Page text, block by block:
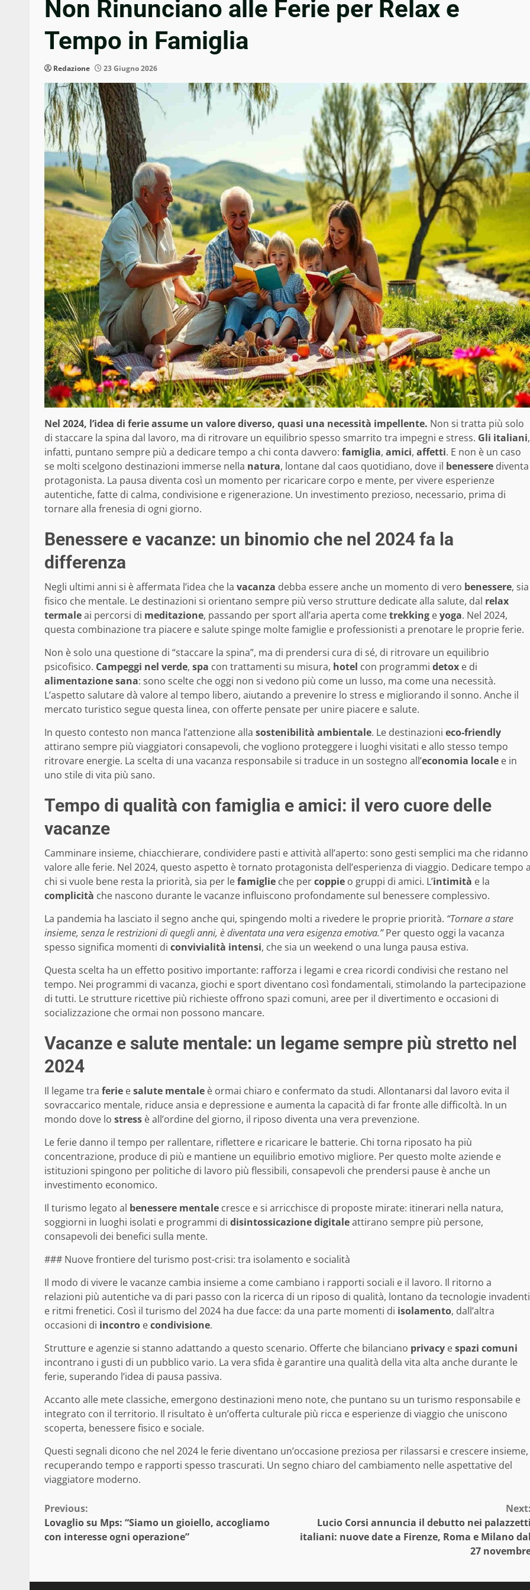
Non Rinunciano alle Ferie per Relax e
Tempo in Famiglia
Redazione 23 Giugno 2026
Nel 2024, l’idea di ferie assume un valore diverso, quasi una necessità impellente. Non si tratta più solo
di staccare la spina dal lavoro, ma di ritrovare un equilibrio spesso smarrito tra impegni e stress. Gli italiani,
infatti, puntano sempre più a dedicare tempo a chi conta davvero: famiglia, amici, affetti. E non è un caso
se molti scelgono destinazioni immerse nella natura, lontane dal caos quotidiano, dove il benessere diventa
protagonista. La pausa diventa così un momento per ricaricare corpo e mente, per vivere esperienze
autentiche, fatte di calma, condivisione e rigenerazione. Un investimento prezioso, necessario, prima di
tornare alla frenesia di ogni giorno.
Benessere e vacanze: un binomio che nel 2024 fa la
differenza
Negli ultimi anni si è affermata l’idea che la vacanza debba essere anche un momento di vero benessere, sia
fisico che mentale. Le destinazioni si orientano sempre più verso strutture dedicate alla salute, dal relax
termaleai percorsi di meditazione, passando per sport all’aria aperta cometrekking eyoga. Nel 2024,
questa combinazione tra piacere e salute spinge molte famiglie e professionisti a prenotare le proprie ferie.
Non è solo una questione di “staccare la spina”, ma di prendersi cura di sé, di ritrovare un equilibrio
psicofisico. Campeggi nel verde, spa con trattamenti su misura, hotel con programmi detox e di
alimentazione sana: sono scelte che oggi non si vedono più come un lusso, ma come una necessità.
L’aspetto salutare dà valore al tempo libero, aiutando a prevenire lo stress e migliorando il sonno. Anche il
mercato turistico segue questa linea, con offerte pensate per unire piacere e salute.
In questo contesto non manca l’attenzione alla sostenibilità ambientale. Le destinazioni eco-friendly
attirano sempre più viaggiatori consapevoli, che vogliono proteggere i luoghi visitati e allo stesso tempo
ritrovare energie. La scelta di una vacanza responsabile si traduce in un sostegno all’economia locale e in
uno stile di vita più sano.
Tempo di qualità con famiglia e amici: il vero cuore delle
vacanze
Camminare insieme, chiacchierare, condividere pasti e attività all’aperto: sono gesti semplici ma che ridanno
valore alle ferie. Nel 2024, questo aspetto è tornato protagonista dell’esperienza di viaggio. Dedicare tempo
chi si vuole bene resta la priorità, sia per lefamiglie che percoppie o gruppi di amici. L’intimità e la
complicità che nascono durante le vacanze influiscono profondamente sul benessere complessivo.
La pandemia ha lasciato il segno anche qui, spingendo molti a rivedere le proprie priorità. “Tornare a stare
insieme, senza le restrizioni di quegli anni, è diventata una vera esigenza emotiva.”Per questo oggi la vacanza
spesso significa momenti di convivialità intensi, che sia un weekend o una lunga pausa estiva.
Questa scelta ha un effetto positivo importante: rafforza i legami e crea ricordi condivisi che restano nel
tempo. Nei programmi di vacanza, giochi e sport diventano così fondamentali, stimolando la partecipazione
di tutti. Le strutture ricettive più richieste offrono spazi comuni, aree per il divertimento e occasioni di
socializzazione che ormai non possono mancare.
Vacanze e salute mentale: un legame sempre più stretto nel
2024
Il legame tra ferie esalute mentale è ormai chiaro e confermato da studi. Allontanarsi dal lavoro evita il
sovraccarico mentale, riduce ansia e depressione e aumenta la capacità di far fronte alle difficoltà. In un
mondo dove lo stress è all’ordine del giorno, il riposo diventa una vera prevenzione.
Le ferie danno il tempo per rallentare, riflettere e ricaricare le batterie. Chi torna riposato ha più
concentrazione, produce di più e mantiene un equilibrio emotivo migliore. Per questo molte aziende e
istituzioni spingono per politiche di lavoro più flessibili, consapevoli che prendersi pause è anche un
investimento economico.
Il turismo legato al benessere mentale cresce e si arricchisce di proposte mirate: itinerari nella natura,
soggiorni in luoghi isolati e programmi di disintossicazione digitaleattirano sempre più persone,
consapevoli dei benefici sulla mente.
### Nuove frontiere del turismo post-crisi: tra isolamento e socialità
Il modo di vivere le vacanze cambia insieme a come cambiano i rapporti sociali e il lavoro. Il ritorno a
relazioni più autentiche va di pari passo con la ricerca di un riposo di qualità, lontano da tecnologie invadenti
e ritmi frenetici. Così il turismo del 2024 ha due facce: da una parte momenti di isolamento, dall’altra
occasioni di incontro econdivisione.
Strutture e agenzie si stanno adattando a questo scenario. Offerte che bilanciano privacy espazi comuni
incontrano i gusti di un pubblico vario. La vera sfida è garantire una qualità della vita alta anche durante le
ferie, superando l’idea di pausa passiva.
Accanto alle mete classiche, emergono destinazioni meno note, che puntano su un turismo responsabile e
integrato con il territorio. Il risultato è un’offerta culturale più ricca e esperienze di viaggio che uniscono
scoperta, benessere fisico e sociale.
Questi segnali dicono che nel 2024 le ferie diventano un’occasione preziosa per rilassarsi e crescere insieme,
recuperando tempo e rapporti spesso trascurati. Un segno chiaro del cambiamento nelle aspettative del
viaggiatore moderno.
Continue
Reading
Previous:
Lovaglio su Mps: “Siamo un gioiello, accogliamo
con interesse ogni operazione”
Lucio Corsi annuncia il debutto nei
italiani: nuove date a Firenze, Roma e Milano
27